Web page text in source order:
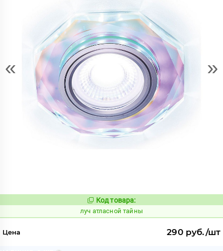
« »
Код:
905601
Код товара:
луч атласной тайны
Цена 290 руб./шт